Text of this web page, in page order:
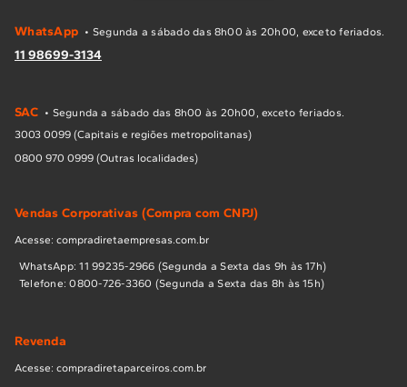
WhatsApp • Segunda a sábado das 8h00 às 20h00, exceto feriados.
11 98699-3134
SAC • Segunda a sábado das 8h00 às 20h00, exceto feriados.
3003 0099 (Capitais e regiões metropolitanas)
0800 970 0999 (Outras localidades)
Vendas Corporativas (Compra com CNPJ)
Acesse: compradiretaempresas.com.br
WhatsApp: 11 99235-2966 (Segunda a Sexta das 9h às 17h)
Telefone: 0800-726-3360 (Segunda a Sexta das 8h às 15h)
Revenda
Acesse: compradiretaparceiros.com.br